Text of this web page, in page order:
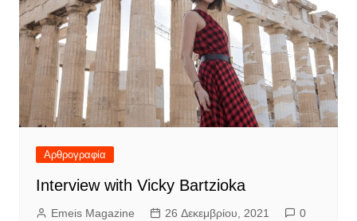
Αρθρογραφία
Interview with Vicky Bartzioka
Emeis Magazine 26 Δεκεμβρίου, 2021 0